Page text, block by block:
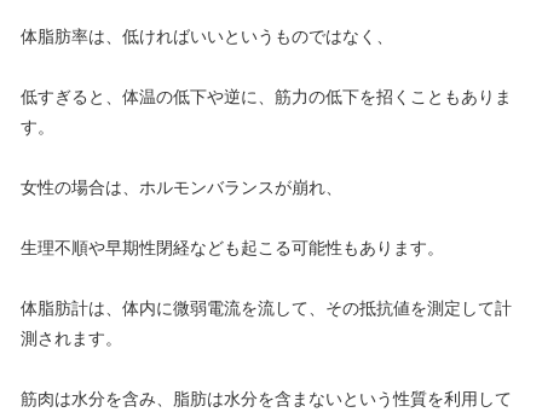
体脂肪率は、低ければいいというものではなく、
低すぎると、体温の低下や逆に、筋力の低下を招くこともありま
す。
女性の場合は、ホルモンバランスが崩れ、
生理不順や早期性閉経なども起こる可能性もあります。
体脂肪計は、体内に微弱電流を流して、その抵抗値を測定して計
測されます。
筋肉は水分を含み、脂肪は水分を含まないという性質を利用して